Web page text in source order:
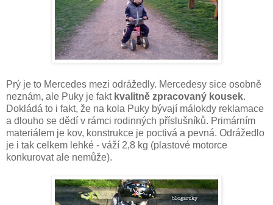
Prý je to Mercedes mezi odrážedly. Mercedesy sice osobně
neznám, ale Puky je fakt kvalitně zpracovaný kousek.
Dokládá to i fakt, že na kola Puky bývají málokdy reklamace
a dlouho se dědí v rámci rodinných příslušníků. Primárním
materiálem je kov, konstrukce je poctivá a pevná. Odrážedlo
je i tak celkem lehké - váží 2,8 kg (plastové motorce
konkurovat ale nemůže).